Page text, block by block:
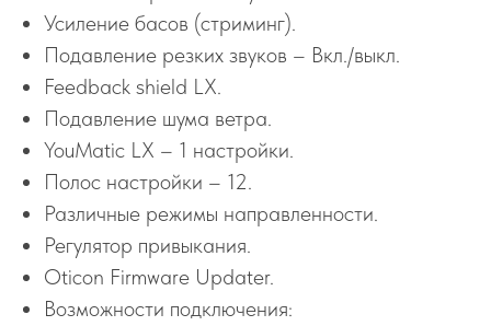
Усиление басов (стриминг).
Подавление резких звуков – Вкл./выкл.
Feedback shield LX.
Подавление шума ветра.
YouMatic LX – 1 настройки.
Полос настройки – 12.
Различные режимы направленности.
Регулятор привыкания.
Oticon Firmware Updater.
Возможности подключения: